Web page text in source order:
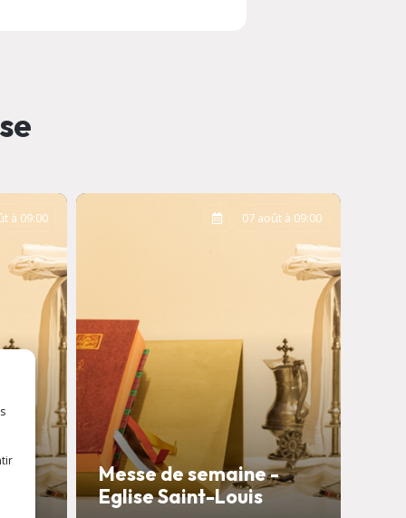
à 09:00
Messe de semaine -
Eglise Saint-Louis
07 août à 09:00